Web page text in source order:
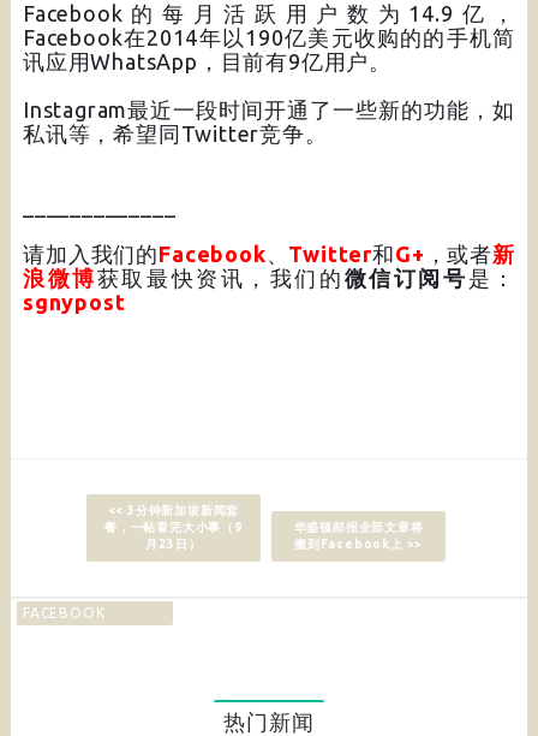
Facebook的每月活跃用户数为14.9亿，
Facebook在2014年以190亿美元收购的的手机简
讯应用WhatsApp，目前有9亿用户。
Instagram最近一段时间开通了一些新的功能，如
私讯等，希望同Twitter竞争。
请加入我们的Facebook、 Twitter和G+ ，或者新
浪微博获取最快资讯，我们的 微信订阅号 是：
sgnypost
<< 3分钟新加坡新闻套
餐，一帖看完大小事（9
月23日）
华盛顿邮报全部文章将
搬到Facebook上 >>
FACEBOOK
热门新闻